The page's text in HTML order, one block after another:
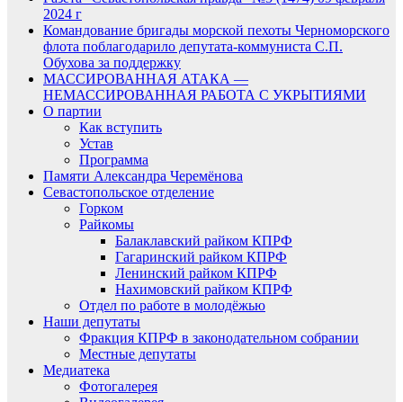
2024 г
Командование бригады морской пехоты Черноморского
флота поблагодарило депутата-коммуниста С.П.
Обухова за поддержку
МАССИРОВАННАЯ АТАКА —
НЕМАССИРОВАННАЯ РАБОТА С УКРЫТИЯМИ
О партии
Как вступить
Устав
Программа
Памяти Александра Черемёнова
Севастопольское отделение
Горком
Райкомы
Балаклавский райком КПРФ
Гагаринский райком КПРФ
Ленинский райком КПРФ
Нахимовский райком КПРФ
Отдел по работе в молодёжью
Наши депутаты
Фракция КПРФ в законодательном собрании
Местные депутаты
Медиатека
Фотогалерея